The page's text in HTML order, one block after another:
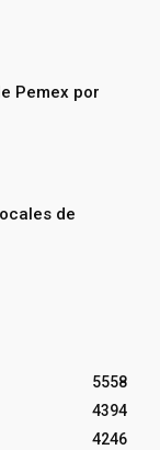
Pemex por
de
5558
4394
4246